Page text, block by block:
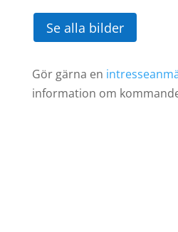
Se alla bilder
Gör gärna en
information om